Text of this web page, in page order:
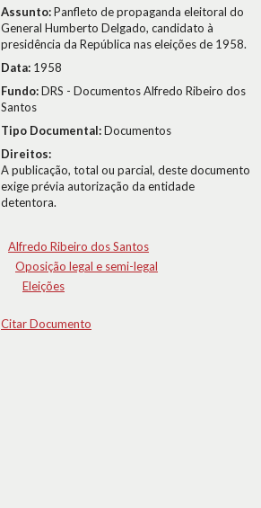
Assunto:Panfleto de propaganda eleitoral do
General Humberto Delgado, candidato à
presidência da República nas eleições de 1958.
Data: 1958
Fundo:DRS - Documentos Alfredo Ribeiro dos
Santos
Tipo Documental:Documentos
Direitos:
A publicação, total ou parcial, deste documento
exige prévia autorização da entidade
detentora.
Alfredo Ribeiro dos Santos
Oposição legal e semi-legal
Eleições
Citar Documento